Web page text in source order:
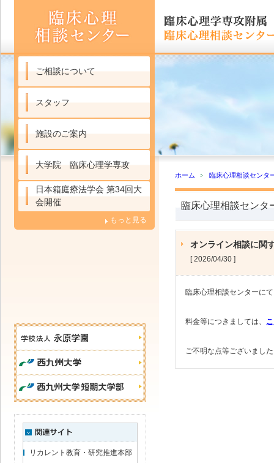
ご相談について
スタッフ
施設のご案内
大学院 臨床心理学専攻
日本箱庭療法学会 第34回大
会開催
もっと見る
リカレント教育・研究推進本部
ホーム 臨床心理相談センタ
臨床心理相談センタ
オンライン相談に関
[ 2026/04/30 ]
臨床心理相談センターに
料金等につきましては、
ご不明な点等ございまし